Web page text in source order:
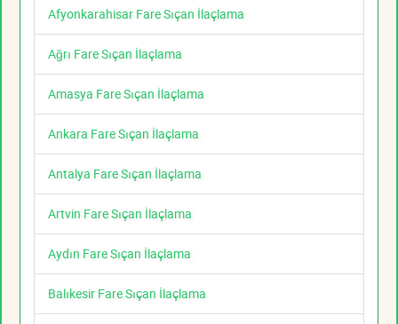
Afyonkarahisar Fare Sıçan İlaçlama
Ağrı Fare Sıçan İlaçlama
Amasya Fare Sıçan İlaçlama
Ankara Fare Sıçan İlaçlama
Antalya Fare Sıçan İlaçlama
Artvin Fare Sıçan İlaçlama
Aydın Fare Sıçan İlaçlama
Balıkesir Fare Sıçan İlaçlama